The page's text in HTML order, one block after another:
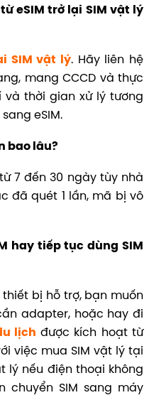
eSIM trở lại SIM vật lý
SIM vật lý. Hãy liên hệ
mang CCCD và thực
và thời gian xử lý tương
eSIM.
bao lâu?
7 đến 30 ngày tùy nhà
đã quét 1 lần, mã bị vô
hay tiếp tục dùng SIM
thiết bị hỗ trợ, bạn muốn
adapter, hoặc hay đi
lịch được kích hoạt từ
việc mua SIM vật lý tại
lý nếu điện thoại không
chuyển SIM sang máy